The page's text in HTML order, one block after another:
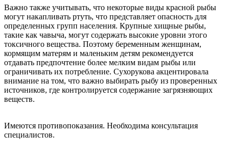
Важно также учитывать, что некоторые виды красной рыбы
могут накапливать ртуть, что представляет опасность для
определенных групп населения. Крупные хищные рыбы,
такие как чавыча, могут содержать высокие уровни этого
токсичного вещества. Поэтому беременным женщинам,
кормящим матерям и маленьким детям рекомендуется
отдавать предпочтение более мелким видам рыбы или
ограничивать их потребление. Сухорукова акцентировала
внимание на том, что важно выбирать рыбу из проверенных
источников, где контролируется содержание загрязняющих
веществ.
Имеются противопоказания. Необходима консультация
специалистов.